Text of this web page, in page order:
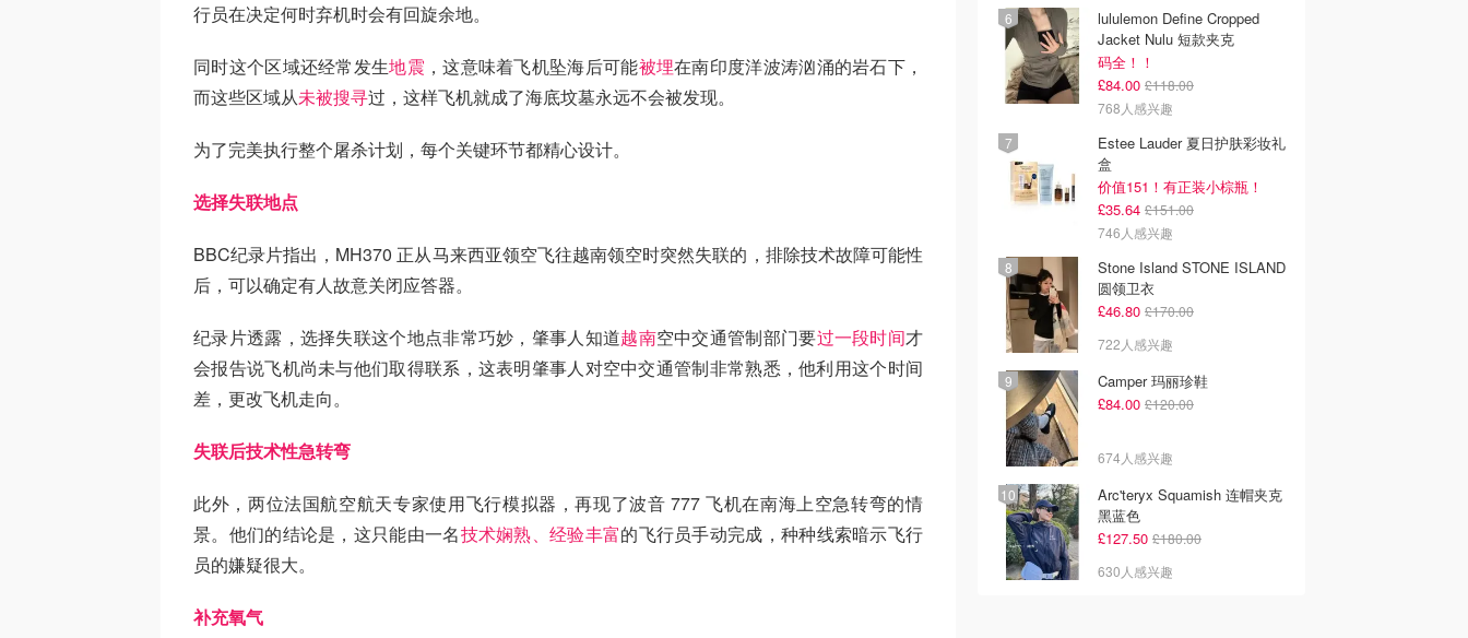
行员在决定何时弃机时会有回旋余地。
同时这个区域还经常发生地震 ，这意味着飞机坠海后可能被埋在南印度洋波涛汹涌的岩石下，
而这些区域从未被搜寻过，这样飞机就成了海底坟墓永远不会被发现。
为了完美执行整个屠杀计划，每个关键环节都精心设计。
选择失联地点
BBC纪录片指出，MH370 正从马来西亚领空飞往越南领空时突然失联的，排除技术故障可能性
后，可以确定有人故意关闭应答器。
纪录片透露，选择失联这个地点非常巧妙，肇事人知道越南空中交通管制部门要过一段时间才
会报告说飞机尚未与他们取得联系，这表明肇事人对空中交通管制非常熟悉，他利用这个时间
差，更改飞机走向。
失联后技术性急转弯
此外，两位法国航空航天专家使用飞行模拟器，再现了波音 777 飞机在南海上空急转弯的情
景。他们的结论是，这只能由一名技术娴熟、经验丰富的飞行员手动完成，种种线索暗示飞行
员的嫌疑很大。
补充氧气
lululemon Define Cropped
Jacket Nulu 短款夹克
码全！！
£84.00 £118.00
768人感兴趣
Estee Lauder 夏日护肤彩妆礼
盒
价值151！有正装小棕瓶！
£35.64 £151.00
746人感兴趣
Stone Island STONE ISLAND
圆领卫衣
£46.80 £170.00
722人感兴趣
Camper 玛丽珍鞋
£84.00 £120.00
674人感兴趣
Arc'teryx Squamish 连帽夹克
黑蓝色
£127.50 £180.00
630人感兴趣